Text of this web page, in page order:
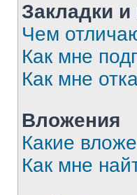
Закладки
Чем
Как мне
Как мне
Вложения
Какие
Как мне